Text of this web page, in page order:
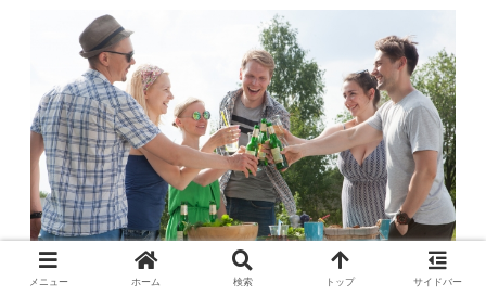
メニュー ホーム 検索 トップ サイドバー